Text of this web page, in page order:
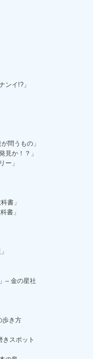
ンイ!?」
問うもの」
見か！？」
ー」
書」
書」
– 金の星社
歩き方
きスポット